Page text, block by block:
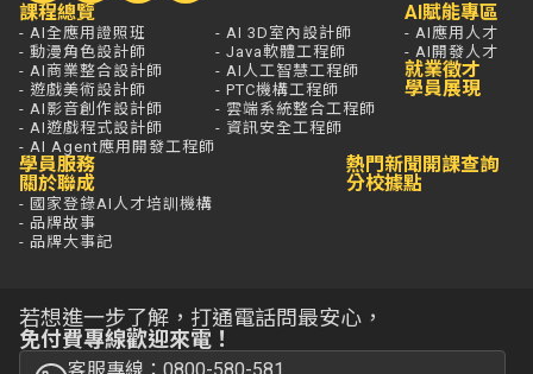
課程總覽
- AI全應用證照班
- 動漫角色設計師
- AI商業整合設計師
- 遊戲美術設計師
- AI影音創作設計師
- AI遊戲程式設計師
- AI Agent應用開發工程師
- AI 3D室內設計師
- Java軟體工程師
- AI人工智慧工程師
- PTC機構工程師
- 雲端系統整合工程師
- 資訊安全工程師
AI賦能專區
- AI應用人才
- AI開發人才
就業徵才
學員展現
學員服務
關於聯成
- 國家登錄AI人才培訓機構
- 品牌故事
- 品牌大事記
熱門新聞
分校據點
開課查詢
若想進一步了解，打通電話問最安心，
免付費專線歡迎來電！